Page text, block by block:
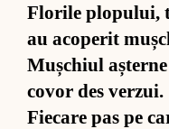
Flo­rile plo­pu­lui,
au aco­pe­rit
Mu­ș­chiul
co­vor des ver­zui.
Fi­e­care pas pe